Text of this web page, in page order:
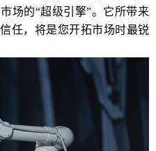
场的“超级引擎”。它所带来
任，将是您开拓市场时最锐